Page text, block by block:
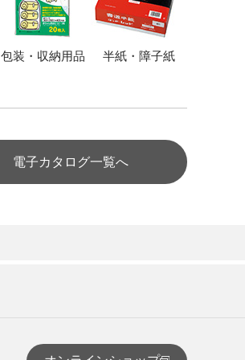
包装・収納用品 半紙・障子紙
電子カタログ一覧へ